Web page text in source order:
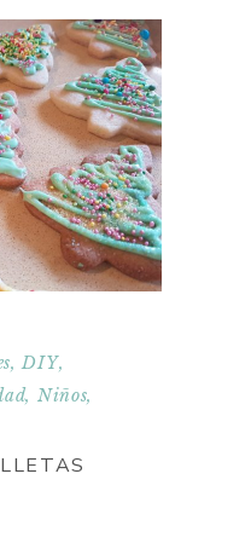
,DIY,
, Niños,